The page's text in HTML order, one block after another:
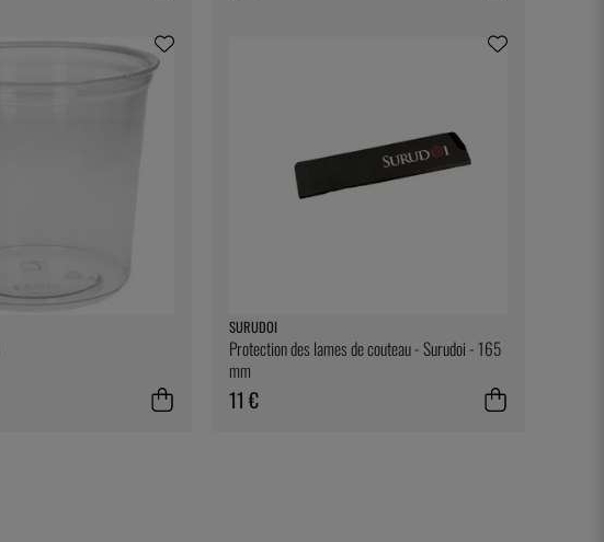
SURUDOI
Protection des lames de couteau - Surudoi - 165
mm
11 €